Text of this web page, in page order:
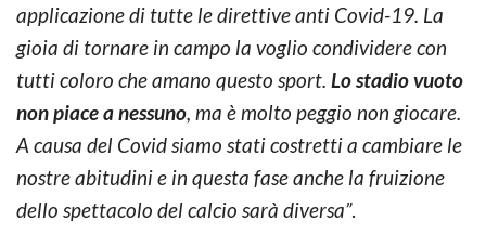
applicazione di tutte le direttive anti Covid-19. La
gioia di tornare in campo la voglio condividere con
tutti coloro che amano questo sport. Lo stadio vuoto
non piace a nessuno, ma è molto peggio non giocare.
A causa del Covid siamo stati costretti a cambiare le
nostre abitudini e in questa fase anche la fruizione
dello spettacolo del calcio sarà diversa”.